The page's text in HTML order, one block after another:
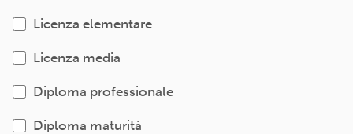
Licenza elementare
Licenza media
Diploma professionale
Diploma maturità